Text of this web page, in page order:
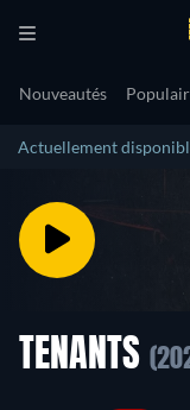
Nouveautés
Actuellement
TENANTS